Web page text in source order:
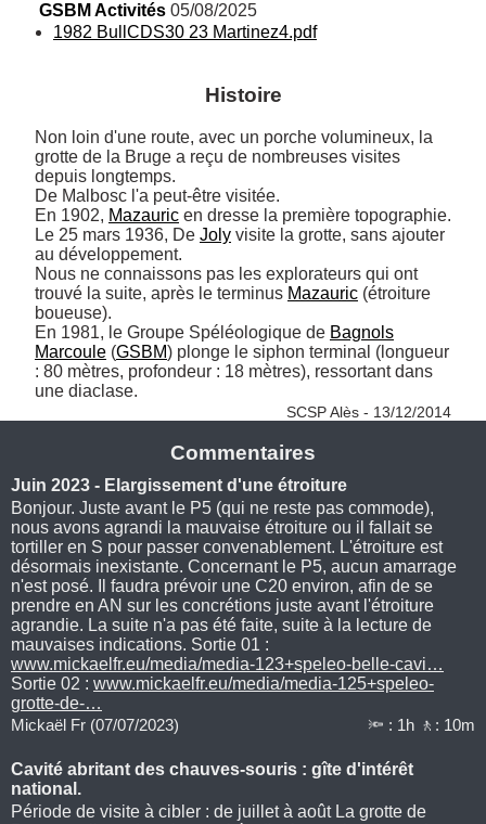
GSBM Activités 05/08/2025
1982 BullCDS30 23 Martinez4.pdf
Histoire
Non loin d'une route, avec un porche volumineux, la
grotte de la Bruge a reçu de nombreuses visites
depuis longtemps.
De Malbosc l'a peut-être visitée.
En 1902, Mazauric en dresse la première topographie.
Le 25 mars 1936, De Joly visite la grotte, sans ajouter
au développement.
Nous ne connaissons pas les explorateurs qui ont
trouvé la suite, après le terminus Mazauric (étroiture
boueuse).
En 1981, le Groupe Spéléologique de Bagnols
Marcoule (GSBM) plonge le siphon terminal (longueur
: 80 mètres, profondeur : 18 mètres), ressortant dans
une diaclase.
SCSP Alès - 13/12/2014
Commentaires
Juin 2023 - Elargissement d'une étroiture
Bonjour. Juste avant le P5 (qui ne reste pas commode),
nous avons agrandi la mauvaise étroiture ou il fallait se
tortiller en S pour passer convenablement. L'étroiture est
désormais inexistante. Concernant le P5, aucun amarrage
n'est posé. Il faudra prévoir une C20 environ, afin de se
prendre en AN sur les concrétions juste avant l'étroiture
agrandie. La suite n'a pas été faite, suite à la lecture de
mauvaises indications. Sortie 01 :
www.mickaelfr.eu/media/media-123+speleo-belle-cavi…
Sortie 02 : www.mickaelfr.eu/media/media-125+speleo-
grotte-de-…
Mickaël Fr (07/07/2023) 🔦 : 1h 🚶: 10m
Cavité abritant des chauves-souris : gîte d'intérêt
national.
Période de visite à cibler : de juillet à août La grotte de